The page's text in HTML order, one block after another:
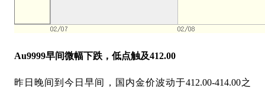
Au9999早间微幅下跌，低点触及412.00
昨日晚间到今日早间，国内金价波动于412.00-414.00之